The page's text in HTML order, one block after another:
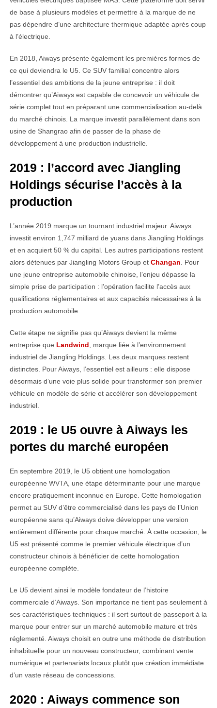
de base à plusieurs modèles et permettre à la marque de ne
pas dépendre d’une architecture thermique adaptée après coup
à l’électrique.
En 2018, Aiways présente également les premières formes de
ce qui deviendra le U5. Ce SUV familial concentre alors
l’essentiel des ambitions de la jeune entreprise : il doit
démontrer qu’Aiways est capable de concevoir un véhicule de
série complet tout en préparant une commercialisation au-delà
du marché chinois. La marque investit parallèlement dans son
usine de Shangrao afin de passer de la phase de
développement à une production industrielle.
2019 : l’accord avec Jiangling
Holdings sécurise l’accès à la
production
L’année 2019 marque un tournant industriel majeur. Aiways
investit environ 1,747 milliard de yuans dans Jiangling Holdings
et en acquiert 50 % du capital. Les autres participations restent
alors détenues par Jiangling Motors Group et Changan. Pour
une jeune entreprise automobile chinoise, l’enjeu dépasse la
simple prise de participation : l’opération facilite l’accès aux
qualifications réglementaires et aux capacités nécessaires à la
production automobile.
Cette étape ne signifie pas qu’Aiways devient la même
entreprise que Landwind, marque liée à l’environnement
industriel de Jiangling Holdings. Les deux marques restent
distinctes. Pour Aiways, l’essentiel est ailleurs : elle dispose
désormais d’une voie plus solide pour transformer son premier
véhicule en modèle de série et accélérer son développement
industriel.
2019 : le U5 ouvre à Aiways les
portes du marché européen
En septembre 2019, le U5 obtient une homologation
européenne WVTA, une étape déterminante pour une marque
encore pratiquement inconnue en Europe. Cette homologation
permet au SUV d’être commercialisé dans les pays de l’Union
européenne sans qu’Aiways doive développer une version
entièrement différente pour chaque marché. À cette occasion, le
U5 est présenté comme le premier véhicule électrique d’un
constructeur chinois à bénéficier de cette homologation
européenne complète.
Le U5 devient ainsi le modèle fondateur de l’histoire
commerciale d’Aiways. Son importance ne tient pas seulement à
ses caractéristiques techniques : il sert surtout de passeport à la
marque pour entrer sur un marché automobile mature et très
réglementé. Aiways choisit en outre une méthode de distribution
inhabituelle pour un nouveau constructeur, combinant vente
numérique et partenariats locaux plutôt que création immédiate
d’un vaste réseau de concessions.
2020 : Aiways commence son